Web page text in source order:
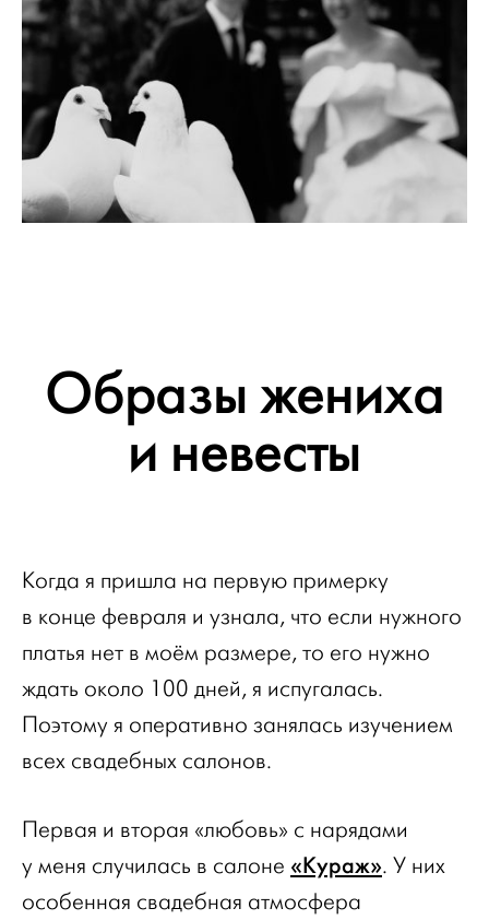
Образы жениха
и невесты
Когда я пришла на первую примерку
в конце февраля и узнала, что если нужного
платья нет в моём размере, то его нужно
ждать около 100 дней, я испугалась.
Поэтому я оперативно занялась изучением
всех свадебных салонов.
Первая и вторая «любовь» с нарядами
у меня случилась в салоне «Кураж». У них
особенная свадебная атмосфера